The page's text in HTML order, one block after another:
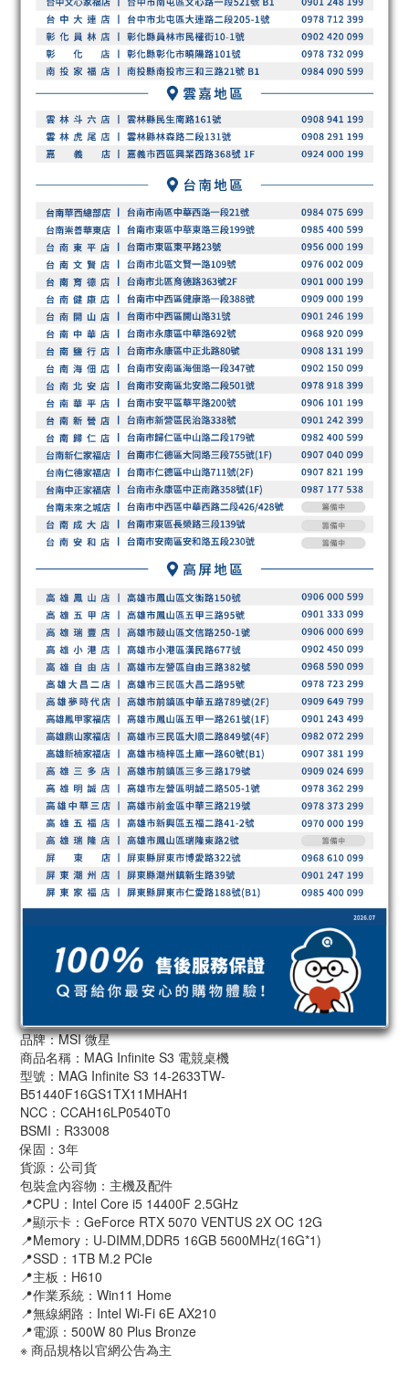
品牌：MSI 微星
商品名稱：MAG Infinite S3 電競桌機
型號：MAG Infinite S3 14-2633TW-
B51440F16GS1TX11MHAH1
NCC：CCAH16LP0540T0
BSMI：R33008
保固：3年
貨源：公司貨
包裝盒內容物：主機及配件
📍CPU：Intel Core i5 14400F 2.5GHz
📍顯示卡：GeForce RTX 5070 VENTUS 2X OC 12G
📍Memory：U-DIMM,DDR5 16GB 5600MHz(16G*1)
📍SSD：1TB M.2 PCIe
📍主板：H610
📍作業系統：Win11 Home
📍無線網路：Intel Wi-Fi 6E AX210
📍電源：500W 80 Plus Bronze
※ 商品規格以官網公告為主